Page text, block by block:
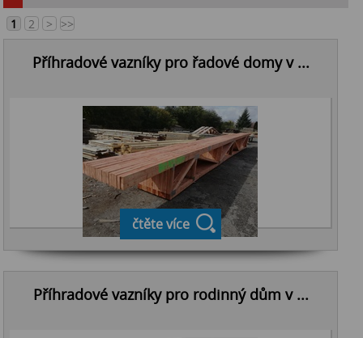
1 2 > >>
Příhradové vazníky pro řadové domy v ...
čtěte více
Příhradové vazníky pro rodinný dům v ...